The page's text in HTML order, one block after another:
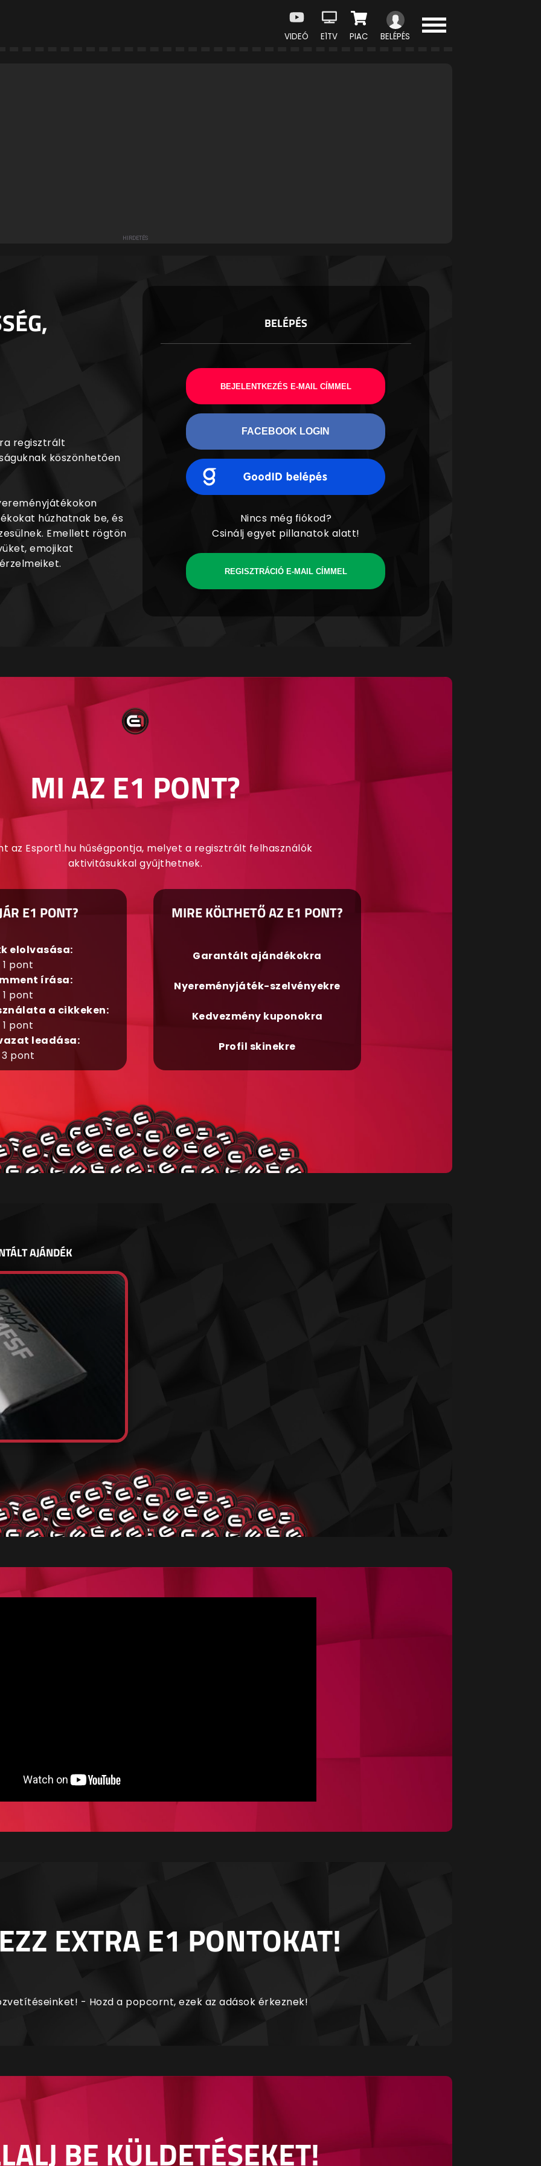
VIDEÓ E1TV PIAC BELÉPÉS
regisztrált
köszönhetően
húzhatnak be, és
Emellett rögtön
emojikat
BELÉPÉS
BEJELENTKEZÉS E-MAIL CÍMMEL
FACEBOOK LOGIN
Nincs még fiókod?
Csinálj egyet pillanatok alatt!
REGISZTRÁCIÓ E-MAIL CÍMMEL
MI AZ E1 PONT?
az Esport1.hu hűségpontja, melyet a regisztrált felhasználók
aktivitásukkal gyűjthetnek.
E1 PONT?
elolvasása:
1 pont
írása:
1 pont
a cikkeken:
1 pont
leadása:
3 pont
MIRE KÖLTHETŐ AZ E1 PONT?
Garantált ajándékokra
Nyereményjáték-szelvényekre
Kedvezmény kuponokra
Profil skinekre
AJÁNDÉK
EXTRA E1 PONTOKAT!
- Hozd a popcornt, ezek az adások érkeznek!
BE KÜLDETÉSEKET!